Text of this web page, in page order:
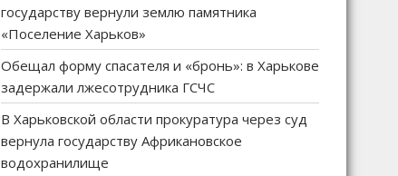
государству вернули землю памятника
«Поселение Харьков»
Обещал форму спасателя и «бронь»: в Харькове
задержали лжесотрудника ГСЧС
В Харьковской области прокуратура через суд
вернула государству Африкановское
водохранилище